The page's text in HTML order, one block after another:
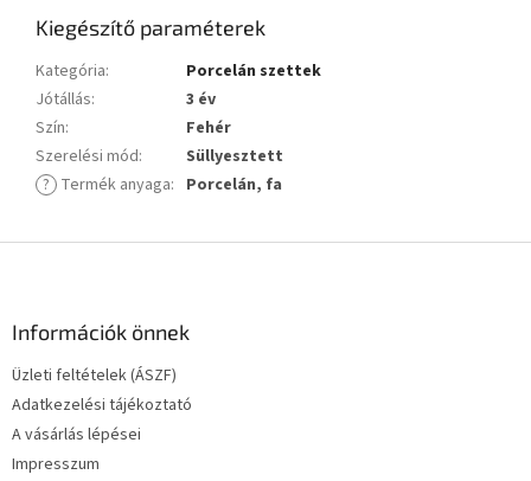
Kiegészítő paraméterek
Kategória:
Porcelán szettek
Jótállás:
3 év
Szín:
Fehér
Szerelési mód:
Süllyesztett
? Termék anyaga: Porcelán, fa
Információk önnek
Üzleti feltételek (ÁSZF)
Adatkezelési tájékoztató
A vásárlás lépései
Impresszum